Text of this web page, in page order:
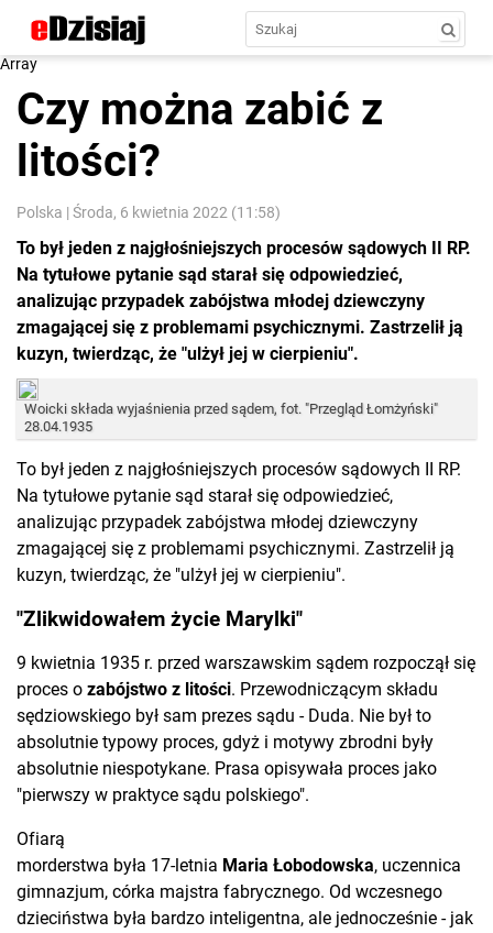
Array
Czy można zabić z
litości?
Polska | Środa, 6 kwietnia 2022 (11:58)
To był jeden z najgłośniejszych procesów sądowych II RP.
Na tytułowe pytanie sąd starał się odpowiedzieć,
analizując przypadek zabójstwa młodej dziewczyny
zmagającej się z problemami psychicznymi. Zastrzelił ją
kuzyn, twierdząc, że "ulżył jej w cierpieniu".
Woicki składa wyjaśnienia przed sądem, fot. "Przegląd Łomżyński"
28.04.1935
To był jeden z najgłośniejszych procesów sądowych II RP.
Na tytułowe pytanie sąd starał się odpowiedzieć,
analizując przypadek zabójstwa młodej dziewczyny
zmagającej się z problemami psychicznymi. Zastrzelił ją
kuzyn, twierdząc, że "ulżył jej w cierpieniu".
"Zlikwidowałem życie Marylki"
9 kwietnia 1935 r. przed warszawskim sądem rozpoczął się
proces o zabójstwo z litości. Przewodniczącym składu
sędziowskiego był sam prezes sądu - Duda. Nie był to
absolutnie typowy proces, gdyż i motywy zbrodni były
absolutnie niespotykane. Prasa opisywała proces jako
"pierwszy w praktyce sądu polskiego".
Ofiarą
morderstwa była 17-letnia Maria Łobodowska, uczennica
gimnazjum, córka majstra fabrycznego. Od wczesnego
dzieciństwa była bardzo inteligentna, ale jednocześnie - jak